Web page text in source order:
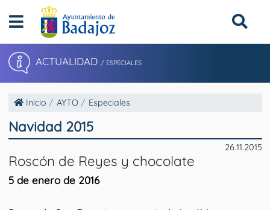
ACTUALIDAD / ESPECIALES
Inicio AYTO Especiales
Navidad 2015
26.11.2015
Roscón de Reyes y chocolate
5 de enero de 2016